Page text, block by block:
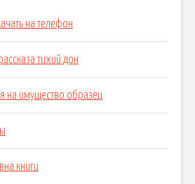
на телефон
тихий дон
на имущество образец
книги